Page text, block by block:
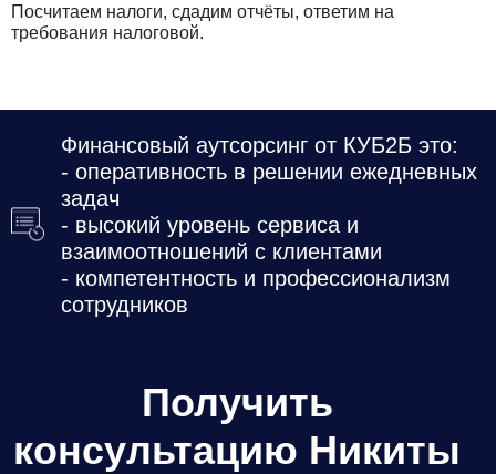
Посчитаем налоги, сдадим отчёты, ответим на
требования налоговой.
Финансовый аутсорсинг от КУБ2Б это:
- оперативность в решении ежедневных
задач
- высокий уровень сервиса и
взаимоотношений с клиентами
- компетентность и профессионализм
сотрудников
Получить
консультацию Никиты